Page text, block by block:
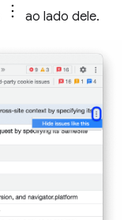
ao lado dele.